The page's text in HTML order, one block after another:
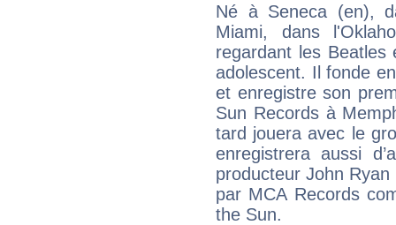
Né à Seneca (en),
Miami, dans
regardant les Beatles
adolescent. Il fonde
et enregistre son
Sun Records à
tard jouera avec le
enregistrera aussi
producteur John
par MCA Records
the Sun.